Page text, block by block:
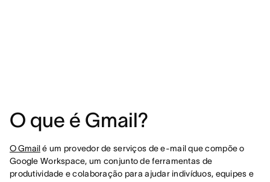
O que é Gmail?
O Gmailé um provedor de serviços de e-mail que compõe o
Google Workspace, um conjunto de ferramentas de
produtividade e colaboração para ajudar indivíduos, equipes e